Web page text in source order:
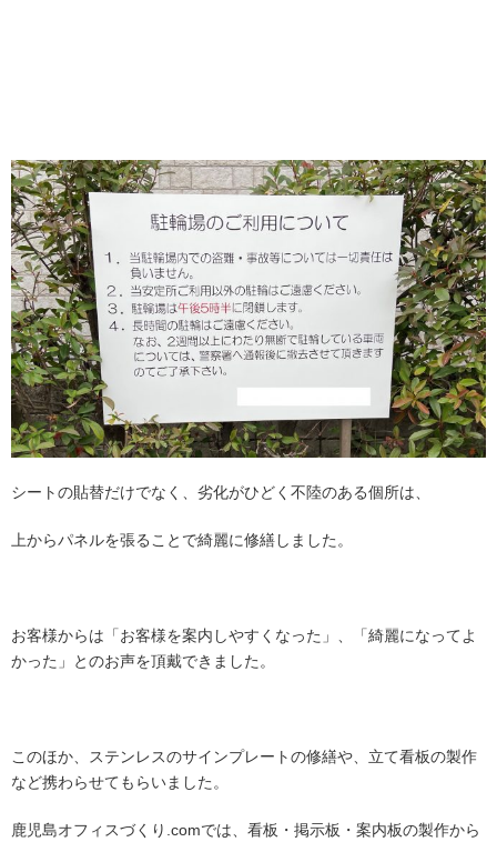
シートの貼替だけでなく、劣化がひどく不陸のある個所は、
上からパネルを張ることで綺麗に修繕しました。
お客様からは「お客様を案内しやすくなった」、「綺麗になってよ
かった」とのお声を頂戴できました。
このほか、ステンレスのサインプレートの修繕や、立て看板の製作
など携わらせてもらいました。
鹿児島オフィスづくり.comでは、看板・掲示板・案内板の製作から